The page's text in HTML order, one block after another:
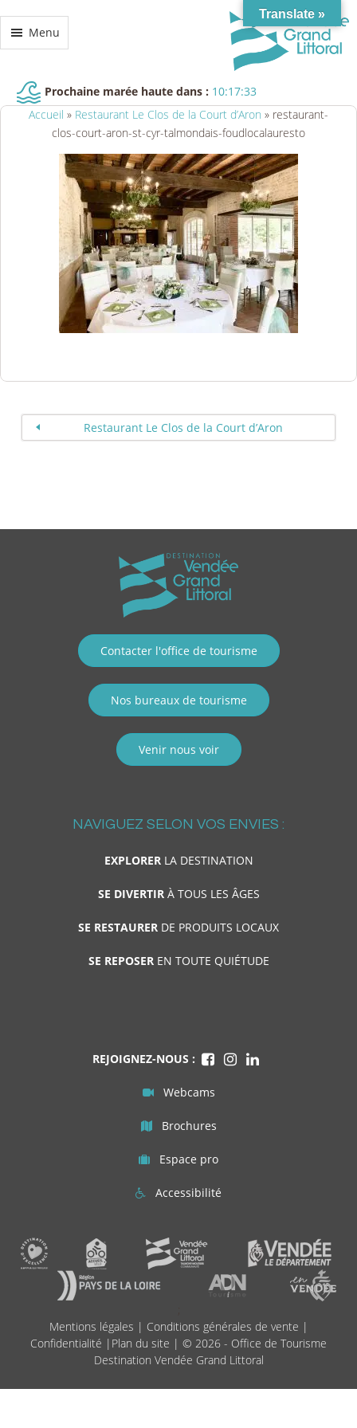
Menu
Prochaine marée haute dans : 10:17:33
Accueil » Restaurant Le Clos de la Court d’Aron » restaurant-
clos-court-aron-st-cyr-talmondais-foudlocalauresto
Restaurant Le Clos de la Court d’Aron
Contacter l'office de tourisme
Nos bureaux de tourisme
Venir nous voir
NAVIGUEZ SELON VOS ENVIES :
EXPLORERLA DESTINATION
SE DIVERTIRÀ TOUS LES ÂGES
SE RESTAURER DE PRODUITS LOCAUX
SE REPOSEREN TOUTE QUIÉTUDE
REJOIGNEZ-NOUS :
Webcams
Brochures
Espace pro
Accessibilité
Mentions légales | Conditions générales de vente |
Confidentialité | Plan du site | © 2026 - Office de Tourisme
Destination Vendée Grand Littoral
Translate »